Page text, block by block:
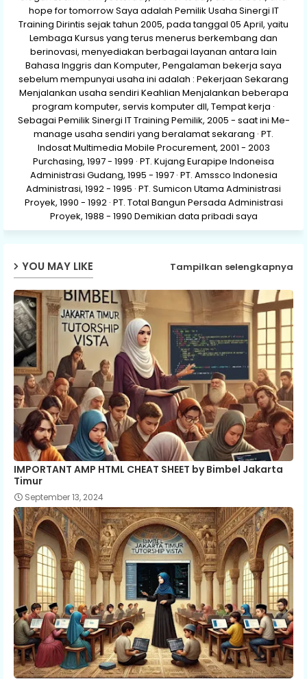
hope for tomorrow Saya adalah Pemilik Usaha Sinergi IT
Training Dirintis sejak tahun 2005, pada tanggal 05 April, yaitu
Lembaga Kursus yang terus menerus berkembang dan
berinovasi, menyediakan berbagai layanan antara lain
Bahasa Inggris dan Komputer, Pengalaman bekerja saya
sebelum mempunyai usaha ini adalah : Pekerjaan Sekarang
Menjalankan usaha sendiri Keahlian Menjalankan beberapa
program komputer, servis komputer dll, Tempat kerja ·
Sebagai Pemilik Sinergi IT Training Pemilik, 2005 - saat ini Me-
manage usaha sendiri yang beralamat sekarang · PT.
Indosat Multimedia Mobile Procurement, 2001 - 2003
Purchasing, 1997 - 1999 · PT. Kujang Eurapipe Indoneisa
Administrasi Gudang, 1995 - 1997 · PT. Amssco Indonesia
Administrasi, 1992 - 1995 · PT. Sumicon Utama Administrasi
Proyek, 1990 - 1992 · PT. Total Bangun Persada Administrasi
Proyek, 1988 - 1990 Demikian data pribadi saya
YOU MAY LIKE Tampilkan selengkapnya
IMPORTANT AMP HTML CHEAT SHEET by Bimbel Jakarta
Timur
September 13, 2024